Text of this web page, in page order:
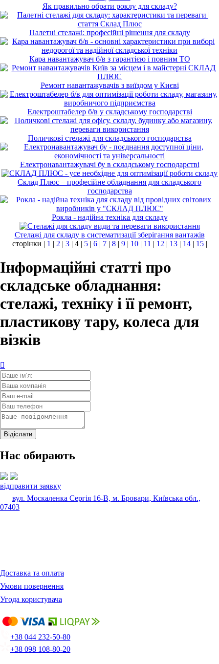
Як правильно обрати роклу для складу?
Палетні стелажі: професійні рішення для складу
Кара навантажувач б/в з гарантією і повним ТО
Ремонт навантажувачів з виїздом у Києві
Електроштабелер б/в у складському господарстві
Поличкові стелажі для складського господарства
Електронавантажувачі бу в складському господарстві
Склад Плюс – професійне обладнання для складського
господарства
Рокла - надійна техніка для складу
Стелажі для складу в систематизації зберігання вантажів
сторінки | 1 | 2 | 3| 4 | 5| 6| 7| 8| 9| 10| 11 | 12 | 13| 14| 15|
Інформаційні статті про
складське обладнання:
стелажі, техніку і її ремонт,
пластикову тару, колеса для
візків

Нас обирають
відправити заявку
вул. Москаленка Сергія 16-В, м. Бровари, Київська обл.,
07403
Доставка та оплата
Умови повернення
Угода користувача
+38 044 232-50-80
+38 098 108-80-20